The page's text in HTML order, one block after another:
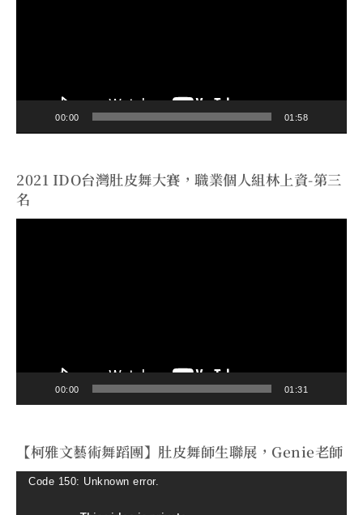
00:00 01:58
2021 IDO台灣肚皮舞大賽，職業個人組林上資-第三
名
00:00 01:31
【柯雅文藝術舞蹈團】肚皮舞師生聯展，Genie老師
視Code 150: Unknown error.